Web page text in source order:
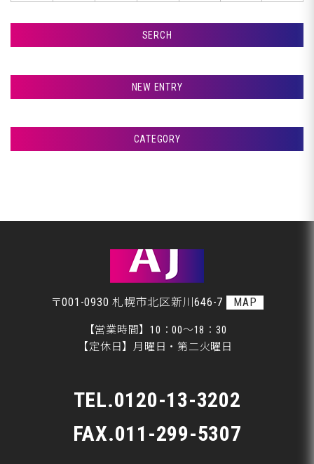
SERCH
NEW ENTRY
室蘭市Ｇ様ランクル、リア板金完了です♪
札幌市Ｍ様、ご来店です♪
CATEGORY
美装
〒001-0930 札幌市北区新川646-7 MAP
【営業時間】10：00～18：30
【定休日】月曜日・第二火曜日
TEL.0120-13-3202
FAX.011-299-5307